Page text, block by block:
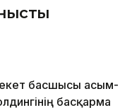
басшысы Қасым-
басқарма